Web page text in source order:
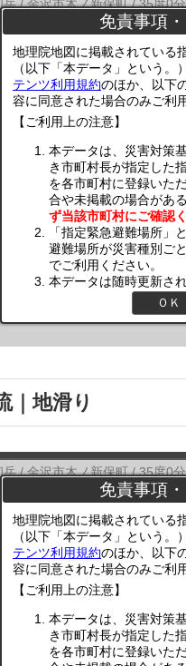
｜地滑り